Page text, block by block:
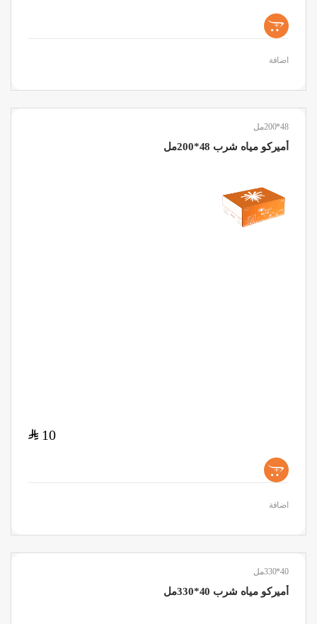
+
اضافة
48*200مل
أميركو مياه شرب 48*200مل
10
$
+
اضافة
40*330مل
أميركو مياه شرب 40*330مل